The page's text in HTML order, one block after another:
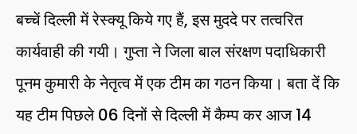
बच्चें दिल्ली में रेस्क्यू किये गए हैं, इस मुददे पर तत्वरित
कार्यवाही की गयी। गुप्ता ने जिला बाल संरक्षण पदाधिकारी
पूनम कुमारी के नेतृत्व में एक टीम का गठन किया। बता दें कि
यह टीम पिछले 06 दिनों से दिल्ली में कैम्प कर आज 14